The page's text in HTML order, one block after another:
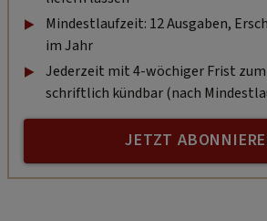
Mindestlaufzeit: 12 Ausgaben,
im Jahr
Jederzeit mit 4-wöchiger Frist
schriftlich kündbar (nach
JETZT